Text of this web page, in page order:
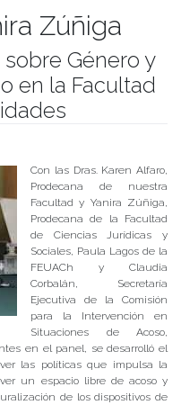
Zúñiga
Género y
en la Facultad
Con las Dras. Karen Alfaro,
Prodecana de nuestra
Facultad y Yanira Zúñiga,
Prodecana de la Facultad
de Ciencias Jurídicas y
Sociales, Paula Lagos de la
FEUACh y Claudia
Corbalán, Secretaría
Ejecutiva de la Comisión
para la Intervención en
Situaciones de Acoso,
en el panel, se desarrolló el
las políticas que impulsa la
un espacio libre de acoso y
de los dispositivos de